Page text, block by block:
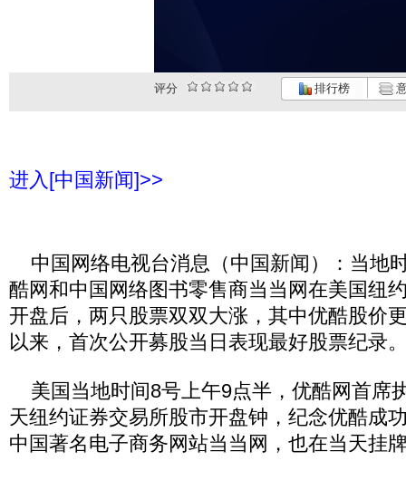
评分 排行榜
进入[中国新闻]>>
中国网络电视台消息（中国新闻）：当地
酷网和中国网络图书零售商当当网在美国纽
开盘后，两只股票双双大涨，其中优酷股价
以来，首次公开募股当日表现最好股票纪录
美国当地时间8号上午9点半，优酷网首席
天纽约证券交易所股市开盘钟，纪念优酷成
中国著名电子商务网站当当网，也在当天挂